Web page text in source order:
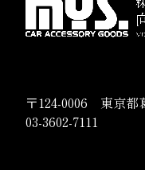
〒124-0006 東京都
03-3602-7111